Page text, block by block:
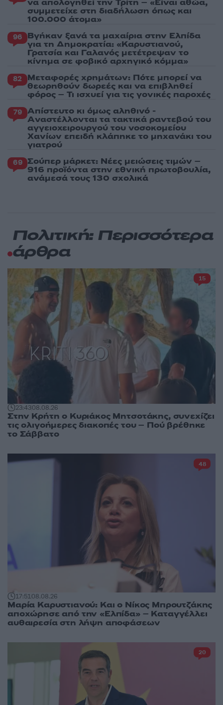
να απολογηθεί την Τρίτη – «Είναι αθώα,
συμμετείχε στη διαδήλωση όπως και
100.000 άτομα»
96 Βγήκαν ξανά τα μαχαίρια στην Ελπίδα
για τη Δημοκρατία: «Καρυστιανού,
Γρατσία και Γαλανός μετέτρεψαν το
κίνημα σε φοβικό αρχηγικό κόμμα»
82 Μεταφορές χρημάτων: Πότε μπορεί να
θεωρηθούν δωρεές και να επιβληθεί
φόρος – Τι ισχυεί για τις γονικές παροχές
79 Απίστευτο κι όμως αληθινό -
Aναστέλλονται τα τακτικά ραντεβού του
αγγειοχειρουργού του νοσοκομείου
Χανίων επειδή κλάπηκε το μηχανάκι του
γιατρού
69 Σούπερ μάρκετ: Νέες μειώσεις τιμών –
916 προϊόντα στην εθνική πρωτοβουλία,
ανάμεσά τους 130 σχολικά
Πολιτική: Περισσότερα
άρθρα
23:4308.08.26
Στην Κρήτη ο Κυριάκος Μητσοτάκης, συνεχίζει
τις ολιγοήμερες διακοπές του – Πού βρέθηκε
το Σάββατο
15
17:5108.08.26
Μαρία Καρυστιανού: Και ο Νίκος Μπρουτζάκης
αποχώρησε από την «Ελπίδα» – Καταγγέλλει
αυθαιρεσία στη λήψη αποφάσεων
48
20